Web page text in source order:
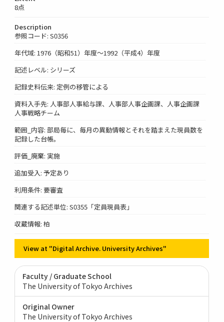
8点
Description
参照コード: S0356
年代域: 1976（昭和51）年度～1992（平成4）年度
記述レベル: シリーズ
記録史料伝来: 定例の移管による
資料入手先: 人事部人事給与課、人事部人事企画課、人事企画課
人事戦略チーム
範囲_内容: 部局毎に、毎月の異動情報とそれを踏まえた現員数を
記録した台帳。
評価_廃棄: 実施
追加受入: 予定あり
利用条件: 要審査
関連する記述単位: S0355「定員現員表」
収蔵情報: 柏
View at "Digital Archive. University Archives"
Faculty / Graduate School
The University of Tokyo Archives
Original Owner
The University of Tokyo Archives